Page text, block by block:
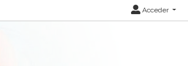
Acceder